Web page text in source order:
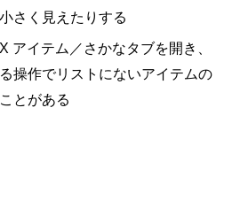
さく見えたりする
アイテム／さかなタブを開き、
操作でリストにないアイテムの
とがある